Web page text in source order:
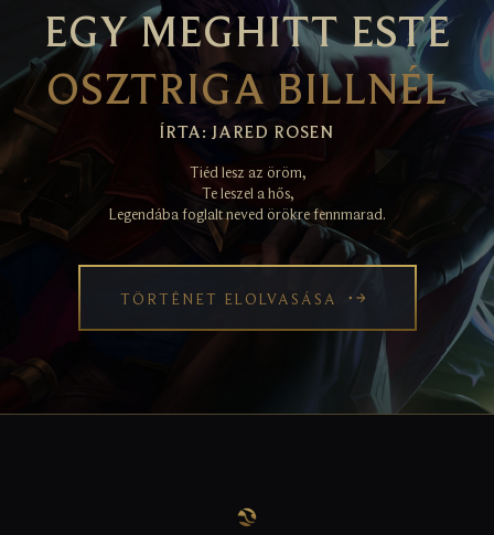
EGY MEGHITT ESTE
OSZTRIGA BILLNÉL
ÍRTA: JARED ROSEN
Tiéd lesz az öröm,
Te leszel a hős,
Legendába foglalt neved örökre fennmarad.
TÖRTÉNET ELOLVASÁSA